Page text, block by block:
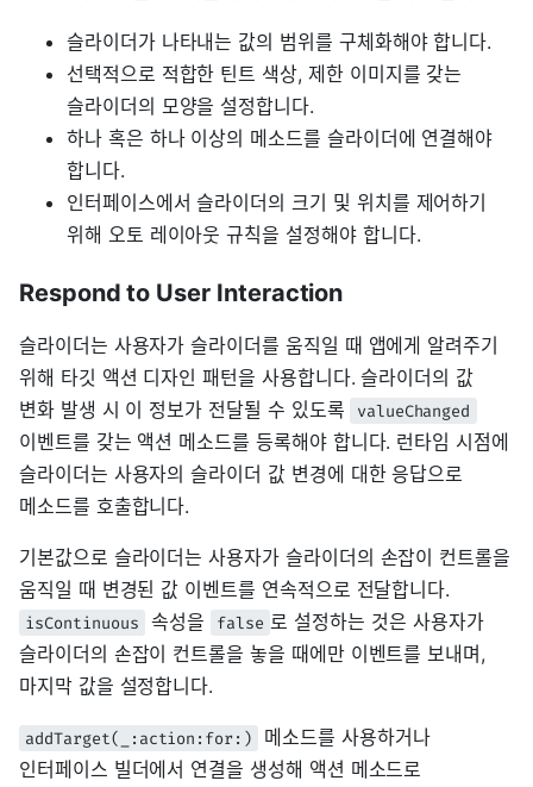
슬라이더가 나타내는 값의 범위를 구체화해야 합니다.
선택적으로 적합한 틴트 색상, 제한 이미지를 갖는
슬라이더의 모양을 설정합니다.
하나 혹은 하나 이상의 메소드를 슬라이더에 연결해야
합니다.
인터페이스에서 슬라이더의 크기 및 위치를 제어하기
위해 오토 레이아웃 규칙을 설정해야 합니다.
Respond to User Interaction
슬라이더는 사용자가 슬라이더를 움직일 때 앱에게 알려주기
위해 타깃 액션 디자인 패턴을 사용합니다. 슬라이더의 값
변화 발생 시 이 정보가 전달될 수 있도록
valueChanged
이벤트를 갖는 액션 메소드를 등록해야 합니다. 런타임 시점에
슬라이더는 사용자의 슬라이더 값 변경에 대한 응답으로
메소드를 호출합니다.
기본값으로 슬라이더는 사용자가 슬라이더의 손잡이 컨트롤을
움직일 때 변경된 값 이벤트를 연속적으로 전달합니다.
isContinuous 속성을 false 로 설정하는 것은 사용자가
슬라이더의 손잡이 컨트롤을 놓을 때에만 이벤트를 보내며,
마지막 값을 설정합니다.
addTarget(_:action:for:)
메소드를 사용하거나
인터페이스 빌더에서 연결을 생성해 액션 메소드로